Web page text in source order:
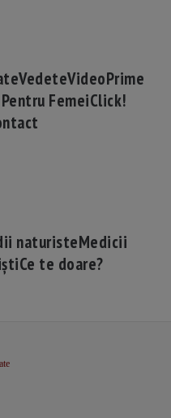
VedeteVideoPrime
FemeiClick!
naturisteMedicii
Ce te doare?